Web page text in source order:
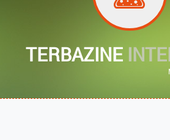
TERBAZINE